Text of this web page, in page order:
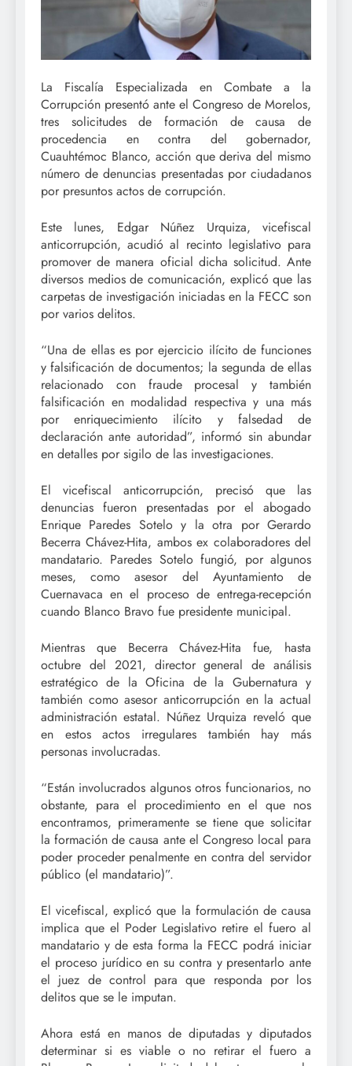
La Fiscalía Especializada en Combate a la
Corrupción presentó ante el Congreso de Morelos,
tres solicitudes de formación de causa de
procedencia en contra del gobernador,
Cuauhtémoc Blanco, acción que deriva del mismo
número de denuncias presentadas por ciudadanos
por presuntos actos de corrupción.
Este lunes, Edgar Núñez Urquiza, vicefiscal
anticorrupción, acudió al recinto legislativo para
promover de manera oficial dicha solicitud. Ante
diversos medios de comunicación, explicó que las
carpetas de investigación iniciadas en la FECC son
por varios delitos.
“Una de ellas es por ejercicio ilícito de funciones
y falsificación de documentos; la segunda de ellas
relacionado con fraude procesal y también
falsificación en modalidad respectiva y una más
por enriquecimiento ilícito y falsedad de
declaración ante autoridad”, informó sin abundar
en detalles por sigilo de las investigaciones.
El vicefiscal anticorrupción, precisó que las
denuncias fueron presentadas por el abogado
Enrique Paredes Sotelo y la otra por Gerardo
Becerra Chávez-Hita, ambos ex colaboradores del
mandatario. Paredes Sotelo fungió, por algunos
meses, como asesor del Ayuntamiento de
Cuernavaca en el proceso de entrega-recepción
cuando Blanco Bravo fue presidente municipal.
Mientras que Becerra Chávez-Hita fue, hasta
octubre del 2021, director general de análisis
estratégico de la Oficina de la Gubernatura y
también como asesor anticorrupción en la actual
administración estatal. Núñez Urquiza reveló que
en estos actos irregulares también hay más
personas involucradas.
“Están involucrados algunos otros funcionarios, no
obstante, para el procedimiento en el que nos
encontramos, primeramente se tiene que solicitar
la formación de causa ante el Congreso local para
poder proceder penalmente en contra del servidor
público (el mandatario)”.
El vicefiscal, explicó que la formulación de causa
implica que el Poder Legislativo retire el fuero al
mandatario y de esta forma la FECC podrá iniciar
el proceso jurídico en su contra y presentarlo ante
el juez de control para que responda por los
delitos que se le imputan.
Ahora está en manos de diputadas y diputados
determinar si es viable o no retirar el fuero a